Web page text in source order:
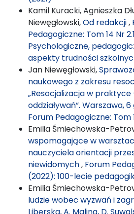
Kamil Kuracki, Agnieszka
Niewęgłowski,Od redakcji,
Pedagogiczne: Tom 14 Nr
Psychologiczne,
aspekty trudności
Jan Niewęgłowski,
naukowego z zakresu
„Resocjalizacja w
oddziaływań”. Warszawa,
Forum Pedagogiczne: Tom
Emilia Śmiechowska-
wspomagające w
nauczyciela orientacji
niewidomych, Forum
(2022): 100-lecie
Emilia Śmiechowska-
ludzie wobec wyzwań i